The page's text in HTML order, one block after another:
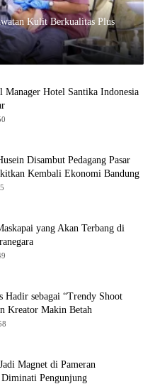
Kulit Berkualitas Plus
Manager Hotel Santika Indonesia
Disambut Pedagang Pasar
Kembali Ekonomi Bandung
yang Akan Terbang di
Hadir sebagai “Trendy Shoot
Kreator Makin Betah
Magnet di Pameran
Diminati Pengunjung